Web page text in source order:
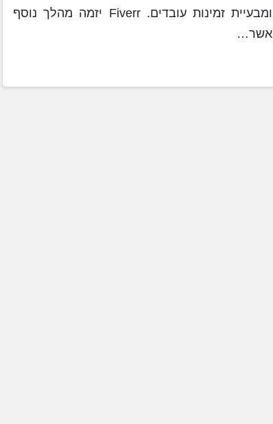
ומבעיית זמינות עובדים. Fiverr יזמה מהלך נוסף
אשר…